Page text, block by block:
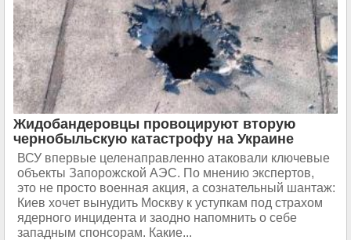
Жидобандеровцы провоцируют вторую
чернобыльскую катастрофу на Украине
ВСУ впервые целенаправленно атаковали ключевые
объекты Запорожской АЭС. По мнению экспертов,
это не просто военная акция, а сознательный шантаж:
Киев хочет вынудить Москву к уступкам под страхом
ядерного инцидента и заодно напомнить о себе
западным спонсорам. Какие...